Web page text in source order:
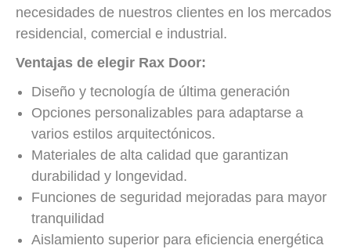
necesidades de nuestros clientes en los mercados
residencial, comercial e industrial.
Ventajas de elegir Rax Door:
Diseño y tecnología de última generación
Opciones personalizables para adaptarse a
varios estilos arquitectónicos.
Materiales de alta calidad que garantizan
durabilidad y longevidad.
Funciones de seguridad mejoradas para mayor
tranquilidad
Aislamiento superior para eficiencia energética